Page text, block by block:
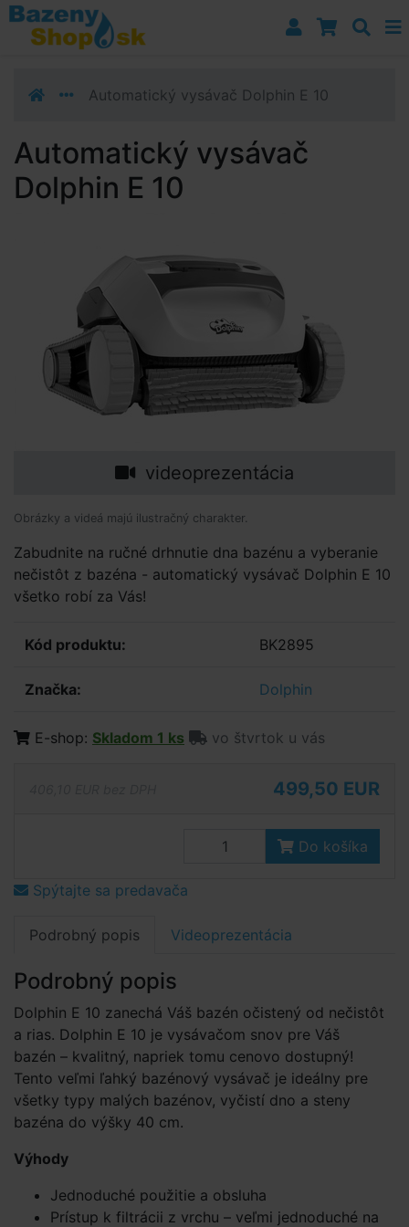
Prejsť k navigácii
Prejsť na obsah
Prejsť k bočnému stĺpci
Automatický vysávač Dolphin E 10
Automatický vysávač
Dolphin E 10
videoprezentácia
Obrázky a videá majú ilustračný charakter.
Zabudnite na ručné drhnutie dna bazénu a vyberanie
nečistôt z bazéna - automatický vysávač Dolphin E 10
všetko robí za Vás!
Kód produktu: BK2895
Značka: Dolphin
E-shop: Skladom 1 ks vo štvrtok u vás
499,50 EUR
Do košíka
Spýtajte sa predavača
Podrobný popis Videoprezentácia
Podrobný popis
Dolphin E 10 zanechá Váš bazén očistený od nečistôt
a rias. Dolphin E 10 je vysávačom snov pre Váš
bazén – kvalitný, napriek tomu cenovo dostupný!
Tento veľmi ľahký bazénový vysávač je ideálny pre
všetky typy malých bazénov, vyčistí dno a steny
bazéna do výšky 40 cm.
Výhody
Jednoduché použitie a obsluha
Prístup k filtrácii z vrchu – veľmi jednoduché na